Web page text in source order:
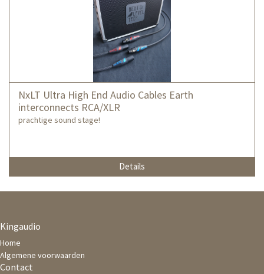
NxLT Ultra High End Audio Cables Earth
interconnects RCA/XLR
prachtige sound stage!
Details
Kingaudio
Home
Algemene voorwaarden
Contact